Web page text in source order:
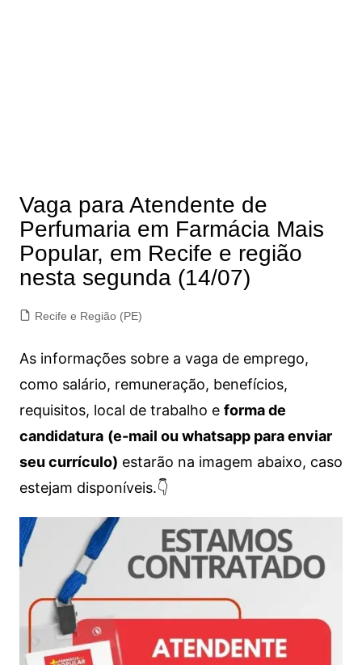
Vaga para Atendente de
Perfumaria em Farmácia Mais
Popular, em Recife e região
nesta segunda (14/07)
Recife e Região (PE)
As informações sobre a vaga de emprego,
como salário, remuneração, benefícios,
requisitos, local de trabalho e forma de
candidatura (e-mail ou whatsapp para enviar
seu currículo) estarão na imagem abaixo, caso
estejam disponíveis.👇